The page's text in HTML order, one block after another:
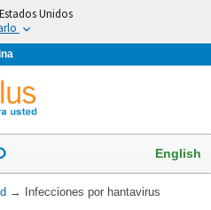
Unidos
English
→ Infecciones por hantavirus